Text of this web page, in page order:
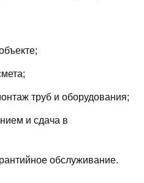
труб и оборудования;
и сдача в
обслуживание.